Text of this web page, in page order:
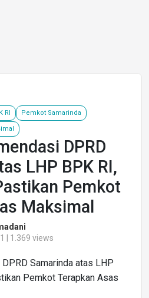
RI Pemkot Samarinda
DPRD
LHP BPK RI,
Pemkot
Maksimal
| 1.369 views